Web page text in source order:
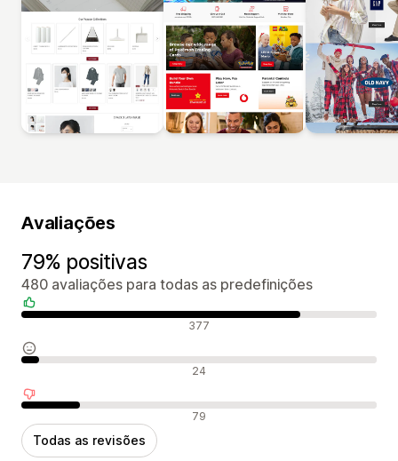
Avaliações
79% positivas
480 avaliações para todas as predefinições
Avaliações positivas 377
Avaliações neutras 24
Avaliações negativas 79
Todas as revisões